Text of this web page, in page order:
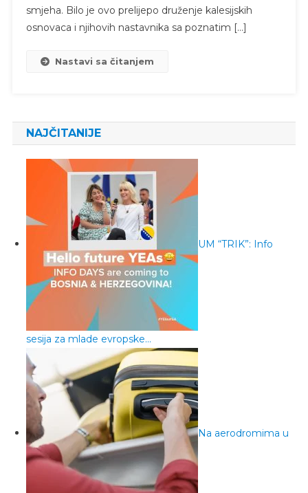
smjeha. Bilo je ovo prelijepo druženje kalesijskih
osnovaca i njihovih nastavnika sa poznatim […]
Nastavi sa čitanjem
NAJČITANIJE
UM “TRIK”: Info
sesija za mlade evropske…
Na aerodromima u